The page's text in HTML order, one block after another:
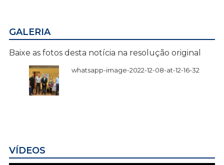
GALERIA
Baixe as fotos desta notícia na resolução original
whatsapp-image-2022-12-08-at-12-16-32
VÍDEOS